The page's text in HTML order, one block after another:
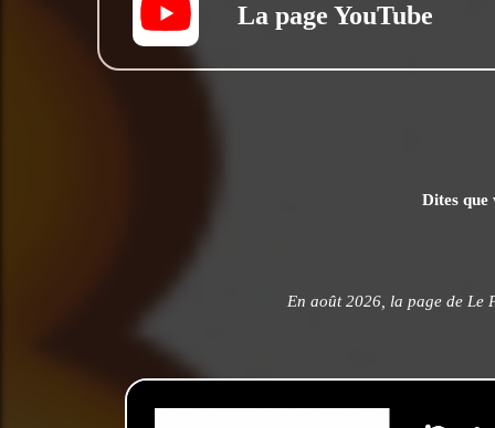
La page YouTube
Dites que
En août 2026, la page de Le